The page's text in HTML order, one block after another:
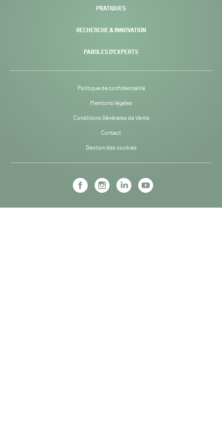
PRATIQUES
RECHERCHE & INNOVATION
PAROLES D’EXPERTS
Politique de confidentialité
Mentions légales
Conditions Générales de Vente
Contact
Gestion des cookies